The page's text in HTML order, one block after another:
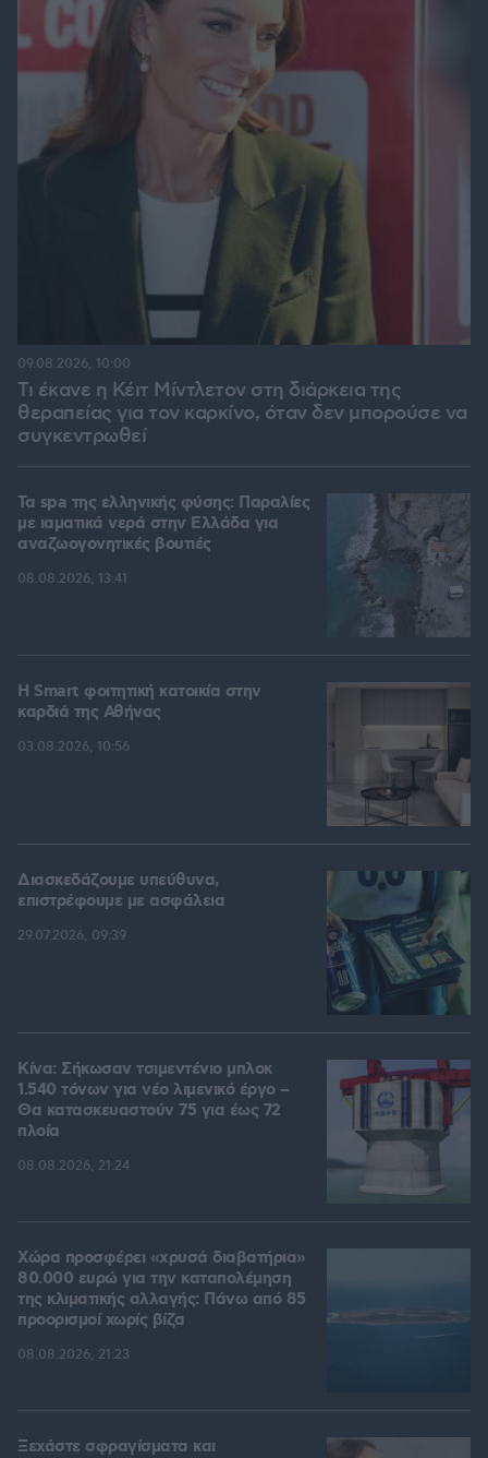
Τι έκανε η Κέιτ Μίντλετον στη διάρκεια της
θεραπείας για τον καρκίνο, όταν δεν μπορούσε να
συγκεντρωθεί
09.08.2026, 10:00
Τα spa της ελληνικής φύσης: Παραλίες
με ιαματικά νερά στην Ελλάδα για
αναζωογονητικές βουτιές
08.08.2026, 13:41
Η Smart φοιτητική κατοικία στην
καρδιά της Αθήνας
03.08.2026, 10:56
Διασκεδάζουμε υπεύθυνα,
επιστρέφουμε με ασφάλεια
29.07.2026, 09:39
Κίνα: Σήκωσαν τσιμεντένιο μπλοκ
1.540 τόνων για νέο λιμενικό έργο –
Θα κατασκευαστούν 75 για έως 72
πλοία
08.08.2026, 21:24
Χώρα προσφέρει «χρυσά διαβατήρια»
80.000 ευρώ για την καταπολέμηση
της κλιματικής αλλαγής: Πάνω από 85
προορισμοί χωρίς βίζα
08.08.2026, 21:23
Ξεχάστε σφραγίσματα και